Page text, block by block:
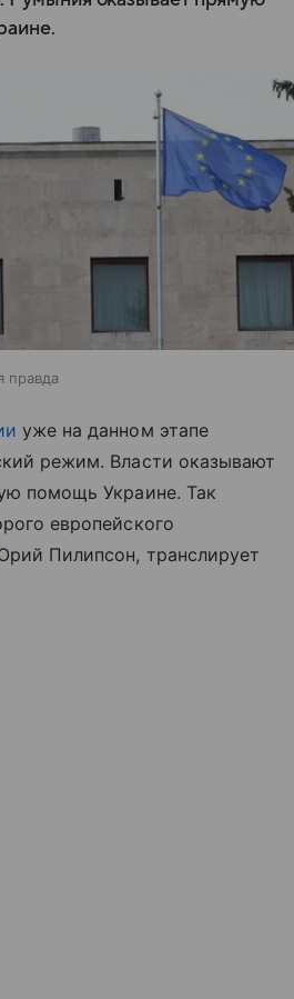
правда
уже на данном этапе
режим. Власти оказывают
помощь Украине. Так
европейского
Пилипсон, транслирует